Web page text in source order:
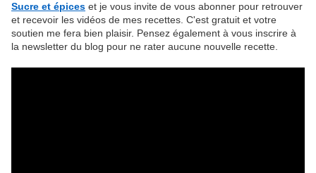
Sucre et épices et je vous invite de vous abonner pour retrouver
et recevoir les vidéos de mes recettes. C'est gratuit et votre
soutien me fera bien plaisir. Pensez également à vous inscrire à
la newsletter du blog pour ne rater aucune nouvelle recette.